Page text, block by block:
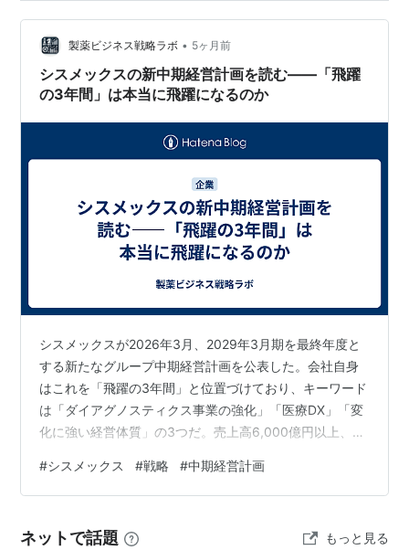
名を変更する。現在は尿検査装置、免疫検査用試薬など
を手がける。
女子陸上競技部
2005年12月1日、グローバリー女子陸上競技部が廃部す
るのに伴い、全選手・スタッフ陣営らを引き継ぐ形式で
製薬ビジネス戦略ラボ • 5ヶ月前
シスメックスの新中期経営計画を読む――「飛躍
の3年間」は本当に飛躍になるのか
シスメックスが2026年3月、2029年3月期を最終年度と
する新たなグループ中期経営計画を公表した。会社自身
はこれを「飛躍の3年間」と位置づけており、キーワード
は「ダイアグノスティクス事業の強化」「医療DX」「変
化に強い経営体質」の3つだ。売上高6,000億円以上、営
ROE12.0%以上、ROIC10.5%以上という財務目標も掲げ
ている。 一見すると、かなり筋の良い中計である。シス
AIやデータ活用、バリューチェーン改革、資本政策まで
#シスメックス #戦略 #中期経営計画
ネットで話題 もっと見る